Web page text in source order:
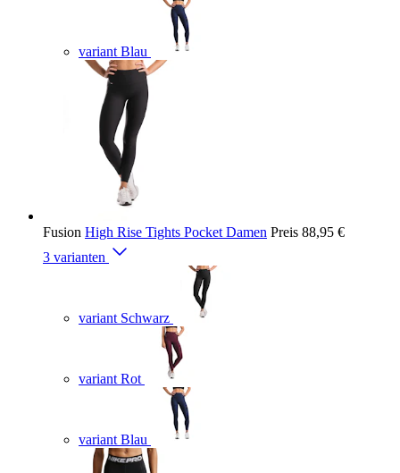
variant Blau
Fusion High Rise Tights Pocket Damen Preis 88,95 €
3 varianten
variant Schwarz
variant Rot
variant Blau